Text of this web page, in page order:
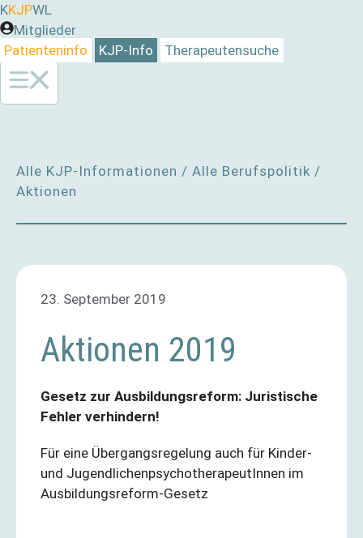
Zum
Inhalt
springen
KKJPWL
Mitglieder
Patienteninfo
KJP-Info Therapeutensuche
Alle KJP-Informationen / Alle Berufspolitik /
Aktionen
23. September 2019
Aktionen 2019
Gesetz zur Ausbildungsreform: Juristische
Fehler verhindern!
Für eine Übergangsregelung auch für Kinder-
und JugendlichenpsychotherapeutInnen im
Ausbildungsreform-Gesetz